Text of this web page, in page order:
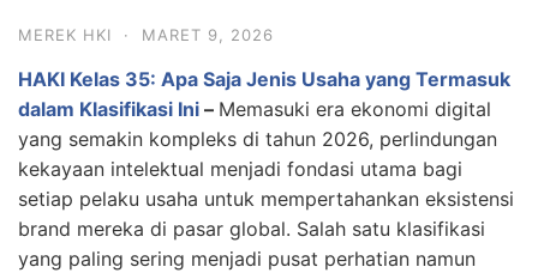
MEREK HKI · MARET 9, 2026
HAKI Kelas 35: Apa Saja Jenis Usaha yang Termasuk
dalam Klasifikasi Ini – Memasuki era ekonomi digital
yang semakin kompleks di tahun 2026, perlindungan
kekayaan intelektual menjadi fondasi utama bagi
setiap pelaku usaha untuk mempertahankan eksistensi
brand mereka di pasar global. Salah satu klasifikasi
yang paling sering menjadi pusat perhatian namun